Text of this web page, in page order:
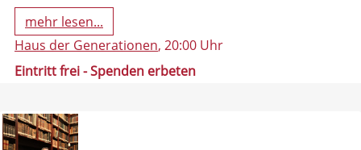
mehr lesen...
Haus der Generationen, 20:00 Uhr
Eintritt frei - Spenden erbeten